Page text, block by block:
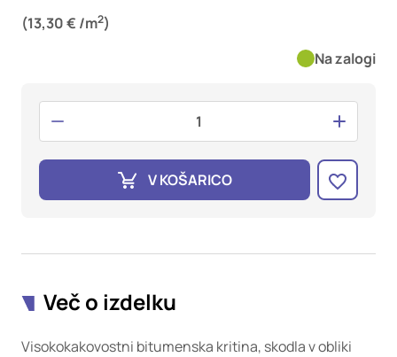
(13,30 € /m2)
Na zalogi
V KOŠARICO
Več o izdelku
Visokokakovostni bitumenska kritina, skodla v obliki
vaših interesov, ki ga nato uporabijo za prikazovanje ustreznih
edinstveno prepoznavanje vašega brskalnika in naprave. Če
DOVOLI VSE